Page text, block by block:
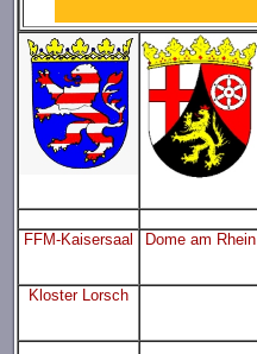
FFM-Kaisersaal
Dome am Rhein
Kloster Lorsch